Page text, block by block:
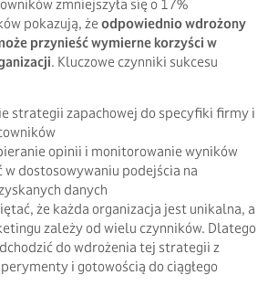
zmniejszyła się o 17%
pokazują, że odpowiednio wdrożony
przynieść wymierne korzyści w
. Kluczowe czynniki sukcesu
strategii zapachowej do specyfiki firmy i
opinii i monitorowanie wyników
w dostosowywaniu podejścia na
danych
że każda organizacja jest unikalna, a
zależy od wielu czynników. Dlatego
do wdrożenia tej strategii z
i gotowością do ciągłego